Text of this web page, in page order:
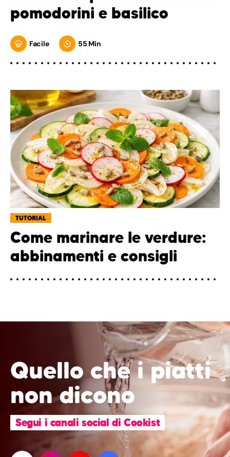
pomodorini e basilico
Facile 55 Min
TUTORIAL
Come marinare le verdure:
abbinamenti e consigli
Quello che i piatti
non dicono
Segui i canali social di Cookist